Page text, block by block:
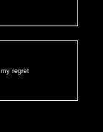
my regret